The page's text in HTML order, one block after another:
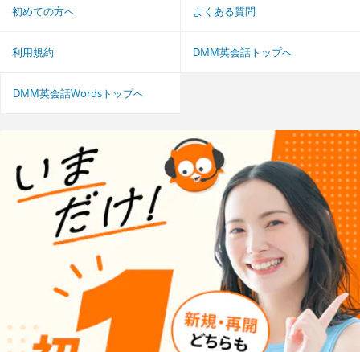
初めての方へ よくある質問
利用規約 DMM英会話トップへ
DMM英会話Wordsトップへ